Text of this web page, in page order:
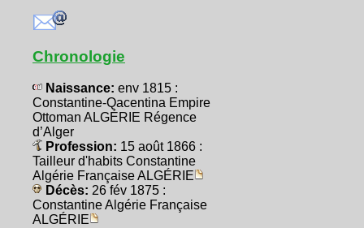
Chronologie
Naissance: env 1815 :
Constantine-Qacentina Empire
Ottoman ALGÉRIE Régence
d’Alger
Profession: 15 août 1866 :
Tailleur d'habits Constantine
Algérie Française ALGÉRIE
Décès: 26 fév 1875 :
Constantine Algérie Française
ALGÉRIE